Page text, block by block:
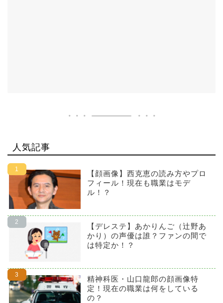
人気記事
【顔画像】西克恵の読み方やプロ
フィール！現在も職業はモデ
ル！？
【デレステ】あかりんご（辻野あ
かり）の声優は誰？ファンの間で
は特定か！？
精神科医・山口龍郎の顔画像特
定！現在の職業は何をしている
の？